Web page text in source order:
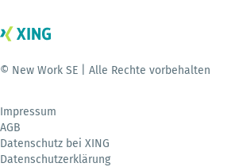
© New Work SE | Alle Rechte vorbehalten
Impressum
AGB
Datenschutz bei XING
Datenschutzerklärung